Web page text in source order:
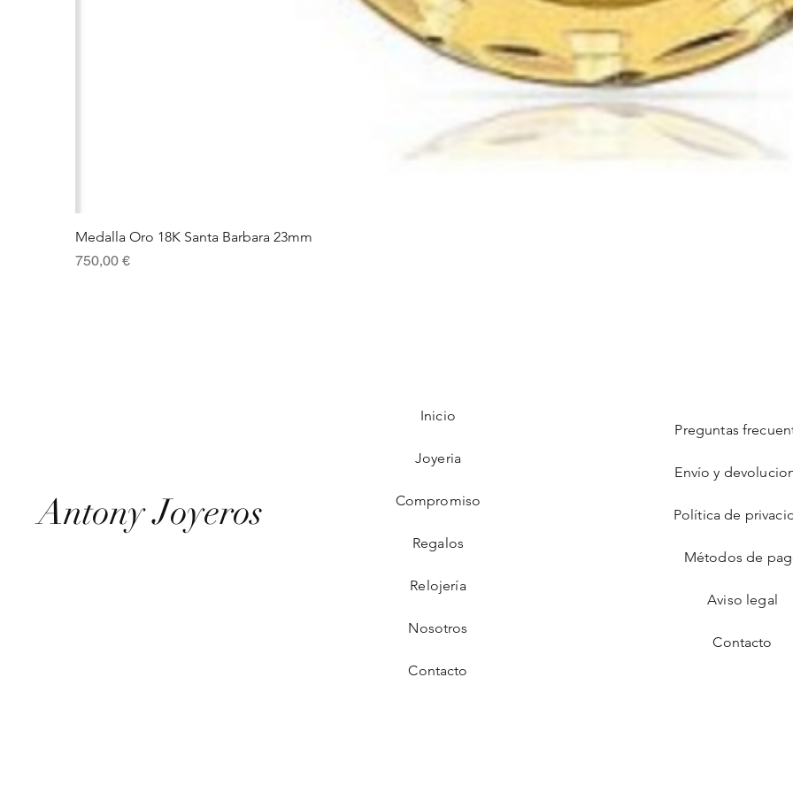
Medalla Oro 18K Santa Barbara 23mm
Precio
750,00 €
Antony Joyeros
Inicio
Joyeria
Compromiso
Regalos
Relojería
Nosotros
Contacto
Preguntas
Envío y
Política de
Métodos de
Aviso legal
Contacto